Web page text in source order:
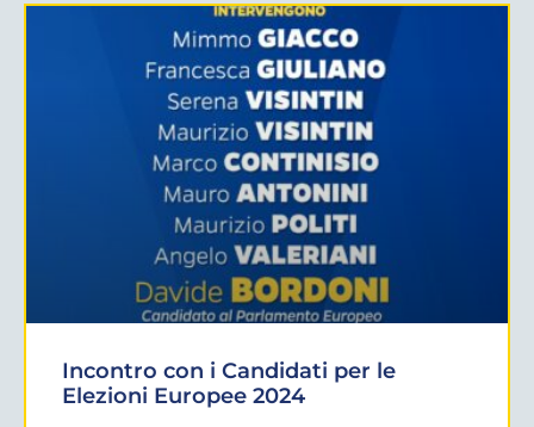
Incontro con i Candidati per le
Elezioni Europee 2024